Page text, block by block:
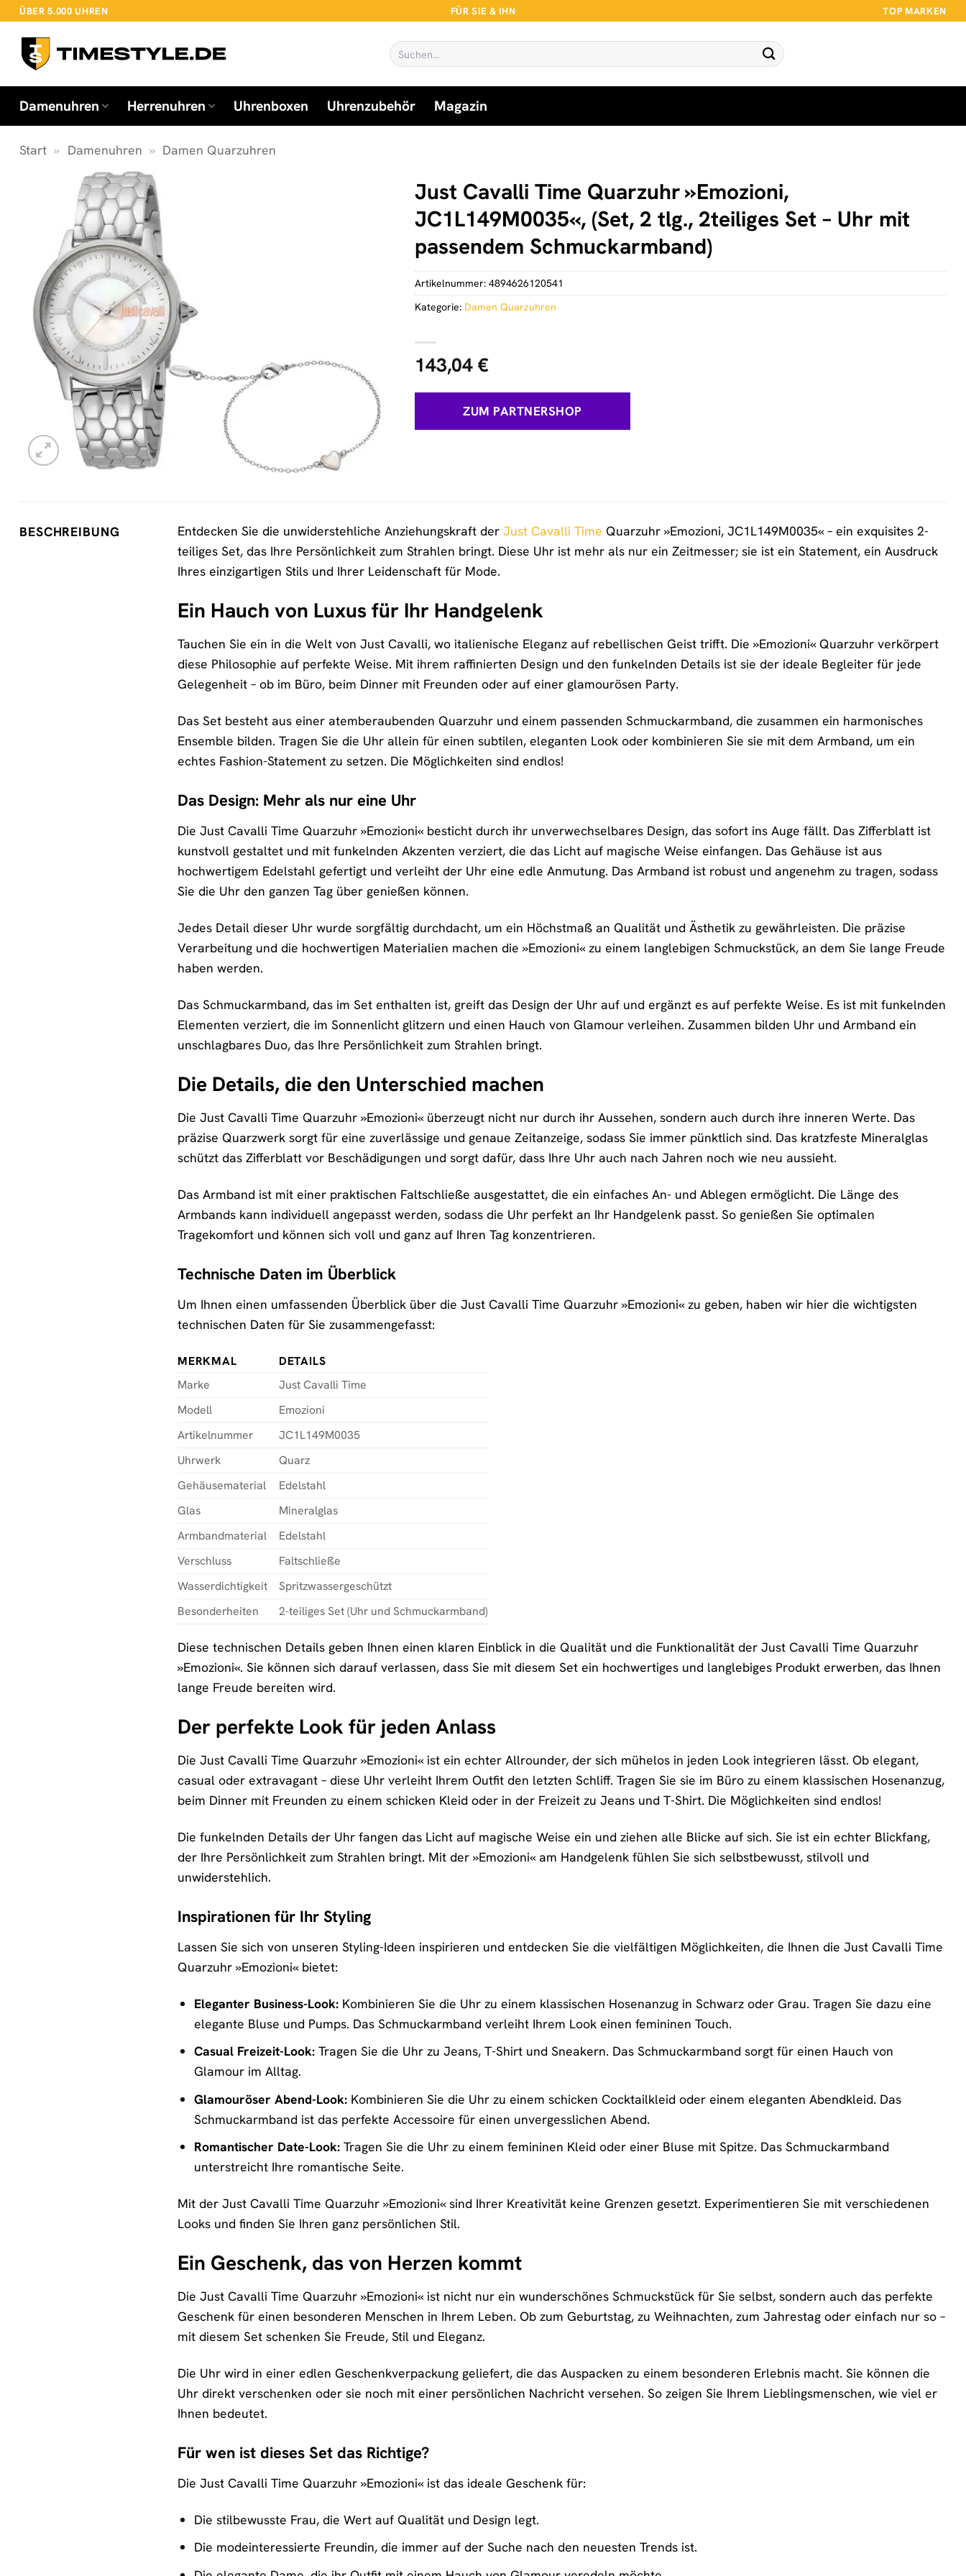
Zum
springen
ÜBER 5.000 UHREN FÜR SIE & IHN TOP MARKEN
Suchen
nach:
Damenuhren Herrenuhren Uhrenboxen Uhrenzubehör Magazin
Start » Damenuhren » Damen Quarzuhren
Just Cavalli Time Quarzuhr »Emozioni,
JC1L149M0035«, (Set, 2 tlg., 2teiliges Set – Uhr mit
passendem Schmuckarmband)
143,04 €
ZUM PARTNERSHOP
Artikelnummer: 4894626120541
Kategorie: Damen Quarzuhren
BESCHREIBUNG Entdecken Sie die unwiderstehliche Anziehungskraft der Just Cavalli Time Quarzuhr »Emozioni, JC1L149M0035« – ein exquisites 2-
teiliges Set, das Ihre Persönlichkeit zum Strahlen bringt. Diese Uhr ist mehr als nur ein Zeitmesser; sie ist ein Statement, ein Ausdruck
Ihres einzigartigen Stils und Ihrer Leidenschaft für Mode.
Ein Hauch von Luxus für Ihr Handgelenk
Tauchen Sie ein in die Welt von Just Cavalli, wo italienische Eleganz auf rebellischen Geist trifft. Die »Emozioni« Quarzuhr verkörpert
diese Philosophie auf perfekte Weise. Mit ihrem raffinierten Design und den funkelnden Details ist sie der ideale Begleiter für jede
Gelegenheit – ob im Büro, beim Dinner mit Freunden oder auf einer glamourösen Party.
Das Set besteht aus einer atemberaubenden Quarzuhr und einem passenden Schmuckarmband, die zusammen ein harmonisches
Ensemble bilden. Tragen Sie die Uhr allein für einen subtilen, eleganten Look oder kombinieren Sie sie mit dem Armband, um ein
echtes Fashion-Statement zu setzen. Die Möglichkeiten sind endlos!
Das Design: Mehr als nur eine Uhr
Die Just Cavalli Time Quarzuhr »Emozioni« besticht durch ihr unverwechselbares Design, das sofort ins Auge fällt. Das Zifferblatt ist
kunstvoll gestaltet und mit funkelnden Akzenten verziert, die das Licht auf magische Weise einfangen. Das Gehäuse ist aus
hochwertigem Edelstahl gefertigt und verleiht der Uhr eine edle Anmutung. Das Armband ist robust und angenehm zu tragen, sodass
Sie die Uhr den ganzen Tag über genießen können.
Jedes Detail dieser Uhr wurde sorgfältig durchdacht, um ein Höchstmaß an Qualität und Ästhetik zu gewährleisten. Die präzise
Verarbeitung und die hochwertigen Materialien machen die »Emozioni« zu einem langlebigen Schmuckstück, an dem Sie lange Freude
haben werden.
Das Schmuckarmband, das im Set enthalten ist, greift das Design der Uhr auf und ergänzt es auf perfekte Weise. Es ist mit funkelnden
Elementen verziert, die im Sonnenlicht glitzern und einen Hauch von Glamour verleihen. Zusammen bilden Uhr und Armband ein
unschlagbares Duo, das Ihre Persönlichkeit zum Strahlen bringt.
Die Details, die den Unterschied machen
Die Just Cavalli Time Quarzuhr »Emozioni« überzeugt nicht nur durch ihr Aussehen, sondern auch durch ihre inneren Werte. Das
präzise Quarzwerk sorgt für eine zuverlässige und genaue Zeitanzeige, sodass Sie immer pünktlich sind. Das kratzfeste Mineralglas
schützt das Zifferblatt vor Beschädigungen und sorgt dafür, dass Ihre Uhr auch nach Jahren noch wie neu aussieht.
Das Armband ist mit einer praktischen Faltschließe ausgestattet, die ein einfaches An- und Ablegen ermöglicht. Die Länge des
Armbands kann individuell angepasst werden, sodass die Uhr perfekt an Ihr Handgelenk passt. So genießen Sie optimalen
Tragekomfort und können sich voll und ganz auf Ihren Tag konzentrieren.
Technische Daten im Überblick
Um Ihnen einen umfassenden Überblick über die Just Cavalli Time Quarzuhr »Emozioni« zu geben, haben wir hier die wichtigsten
technischen Daten für Sie zusammengefasst:
MERKMAL
DETAILS
Marke
Just Cavalli Time
Modell
Emozioni
Artikelnummer
JC1L149M0035
Uhrwerk
Quarz
Gehäusematerial
Edelstahl
Glas
Mineralglas
Armbandmaterial
Edelstahl
Verschluss
Faltschließe
Wasserdichtigkeit
Spritzwassergeschützt
Besonderheiten
2-teiliges Set (Uhr und Schmuckarmband)
Diese technischen Details geben Ihnen einen klaren Einblick in die Qualität und die Funktionalität der Just Cavalli Time Quarzuhr
»Emozioni«. Sie können sich darauf verlassen, dass Sie mit diesem Set ein hochwertiges und langlebiges Produkt erwerben, das Ihnen
lange Freude bereiten wird.
Der perfekte Look für jeden Anlass
Die Just Cavalli Time Quarzuhr »Emozioni« ist ein echter Allrounder, der sich mühelos in jeden Look integrieren lässt. Ob elegant,
casual oder extravagant – diese Uhr verleiht Ihrem Outfit den letzten Schliff. Tragen Sie sie im Büro zu einem klassischen Hosenanzug,
beim Dinner mit Freunden zu einem schicken Kleid oder in der Freizeit zu Jeans und T-Shirt. Die Möglichkeiten sind endlos!
Die funkelnden Details der Uhr fangen das Licht auf magische Weise ein und ziehen alle Blicke auf sich. Sie ist ein echter Blickfang,
der Ihre Persönlichkeit zum Strahlen bringt. Mit der »Emozioni« am Handgelenk fühlen Sie sich selbstbewusst, stilvoll und
unwiderstehlich.
Inspirationen für Ihr Styling
Lassen Sie sich von unseren Styling-Ideen inspirieren und entdecken Sie die vielfältigen Möglichkeiten, die Ihnen die Just Cavalli Time
Quarzuhr »Emozioni« bietet:
Eleganter Business-Look:Kombinieren Sie die Uhr zu einem klassischen Hosenanzug in Schwarz oder Grau. Tragen Sie dazu eine
elegante Bluse und Pumps. Das Schmuckarmband verleiht Ihrem Look einen femininen Touch.
Casual Freizeit-Look:Tragen Sie die Uhr zu Jeans, T-Shirt und Sneakern. Das Schmuckarmband sorgt für einen Hauch von
Glamour im Alltag.
Glamouröser Abend-Look:Kombinieren Sie die Uhr zu einem schicken Cocktailkleid oder einem eleganten Abendkleid. Das
Schmuckarmband ist das perfekte Accessoire für einen unvergesslichen Abend.
Romantischer Date-Look:Tragen Sie die Uhr zu einem femininen Kleid oder einer Bluse mit Spitze. Das Schmuckarmband
unterstreicht Ihre romantische Seite.
Mit der Just Cavalli Time Quarzuhr »Emozioni« sind Ihrer Kreativität keine Grenzen gesetzt. Experimentieren Sie mit verschiedenen
Looks und finden Sie Ihren ganz persönlichen Stil.
Ein Geschenk, das von Herzen kommt
Die Just Cavalli Time Quarzuhr »Emozioni« ist nicht nur ein wunderschönes Schmuckstück für Sie selbst, sondern auch das perfekte
Geschenk für einen besonderen Menschen in Ihrem Leben. Ob zum Geburtstag, zu Weihnachten, zum Jahrestag oder einfach nur so –
mit diesem Set schenken Sie Freude, Stil und Eleganz.
Die Uhr wird in einer edlen Geschenkverpackung geliefert, die das Auspacken zu einem besonderen Erlebnis macht. Sie können die
Uhr direkt verschenken oder sie noch mit einer persönlichen Nachricht versehen. So zeigen Sie Ihrem Lieblingsmenschen, wie viel er
Ihnen bedeutet.
Für wen ist dieses Set das Richtige?
Die Just Cavalli Time Quarzuhr »Emozioni« ist das ideale Geschenk für:
Die stilbewusste Frau, die Wert auf Qualität und Design legt.
Die modeinteressierte Freundin, die immer auf der Suche nach den neuesten Trends ist.